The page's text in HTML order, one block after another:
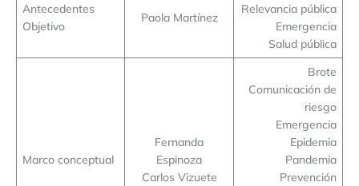
Antecedentes
Objetivo
Paola Martínez
Relevancia pública
Emergencia
Salud pública
Marco conceptual
Fernanda
Espinoza
Carlos Vizuete
Brote
Comunicación de
riesgo
Emergencia
Epidemia
Pandemia
Prevención